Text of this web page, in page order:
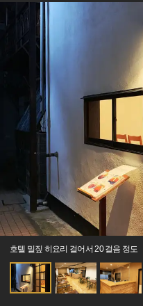
호텔 밀짚 히요리 걸어서 20 걸음 정도